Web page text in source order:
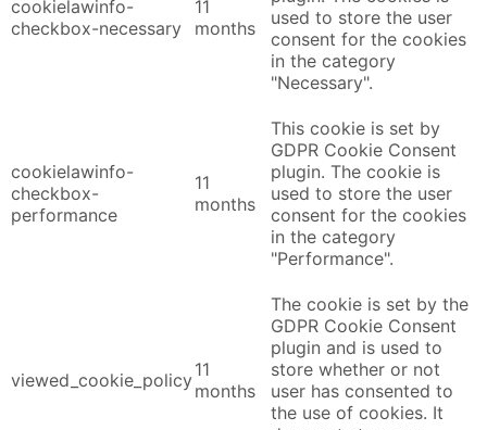
cookielawinfo-
checkbox-necessary
11
months
used to store the user
consent for the cookies
in the category
"Necessary".
cookielawinfo-
checkbox-
performance
11
months
This cookie is set by
GDPR Cookie Consent
plugin. The cookie is
used to store the user
consent for the cookies
in the category
"Performance".
viewed_cookie_policy11
months
The cookie is set by the
GDPR Cookie Consent
plugin and is used to
store whether or not
user has consented to
the use of cookies. It